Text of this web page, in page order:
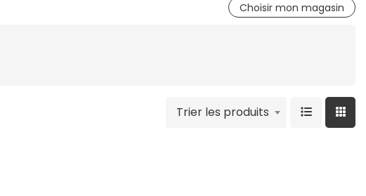
Choisir mon magasin
Trier les produits